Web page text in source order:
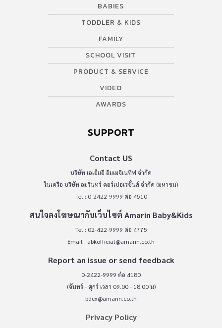
BABIES
TODDLER & KIDS
FAMILY
SCHOOL VISIT
PRODUCT & SERVICE
VIDEO
AWARDS
SUPPORT
Contact US
บริษัท เอเอ็มอี อิมเมจิเนทีฟ จำกัด
ในเครือ บริษัท อมรินทร์ คอร์เปอเรชั่นส์ จำกัด (มหาชน)
Tel : 0-2422-9999 ต่อ 4510
สนใจลงโฆษณากับเว็บไซต์ Amarin Baby&Kids
Tel : 02-422-9999 ต่อ 4775
Email : abkofficial@amarin.co.th
Report an issue or send feedback
0-2422-9999 ต่อ 4180
(จันทร์ - ศุกร์ เวลา 09.00 - 18.00 น)
bdcx@amarin.co.th
Privacy Policy